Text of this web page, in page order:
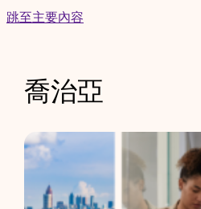
Skip
跳至主要內容
喬治亞